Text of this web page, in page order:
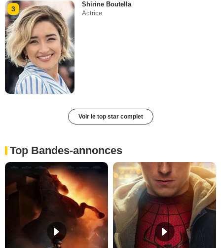
3
Shirine Boutella
Actrice
Voir le top star complet
Top Bandes-annonces